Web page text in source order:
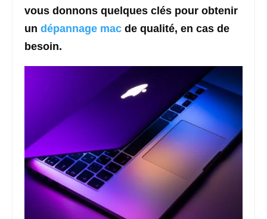
vous donnons quelques clés pour obtenir
un dépannage mac de qualité, en cas de
besoin.